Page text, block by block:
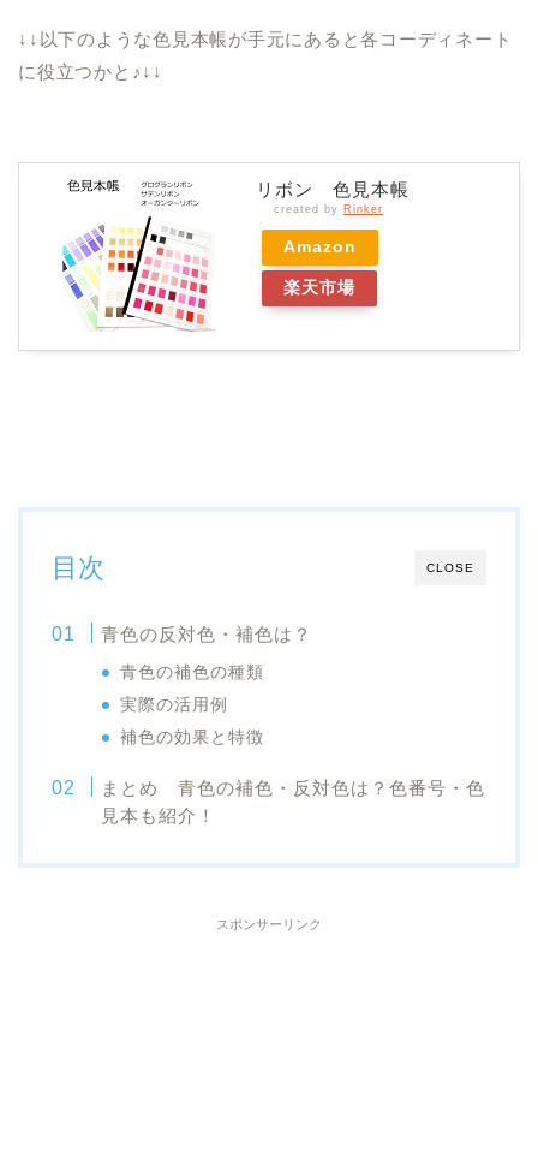
↓↓以下のような色見本帳が手元にあると各コーディネート
に役立つかと♪↓↓
リボン 色見本帳
created by Rinker
Amazon
楽天市場
CLOSE
目次
青色の反対色・補色は？
青色の補色の種類
実際の活用例
補色の効果と特徴
まとめ 青色の補色・反対色は？色番号・色
見本も紹介！
スポンサーリンク